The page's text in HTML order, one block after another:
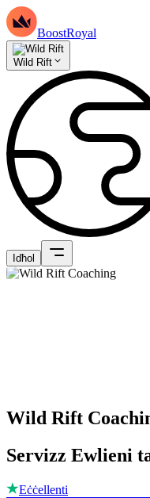
BoostRoyal
Wild Rift
Idħol
Wild Rift
Servizz Ewlieni
Eċċellenti